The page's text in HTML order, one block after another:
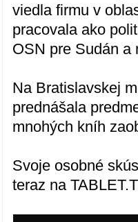
viedla firmu v
pracovala ako
OSN pre Sudán a
Na Bratislavskej
prednášala
mnohých kníh
Svoje osobné
teraz na